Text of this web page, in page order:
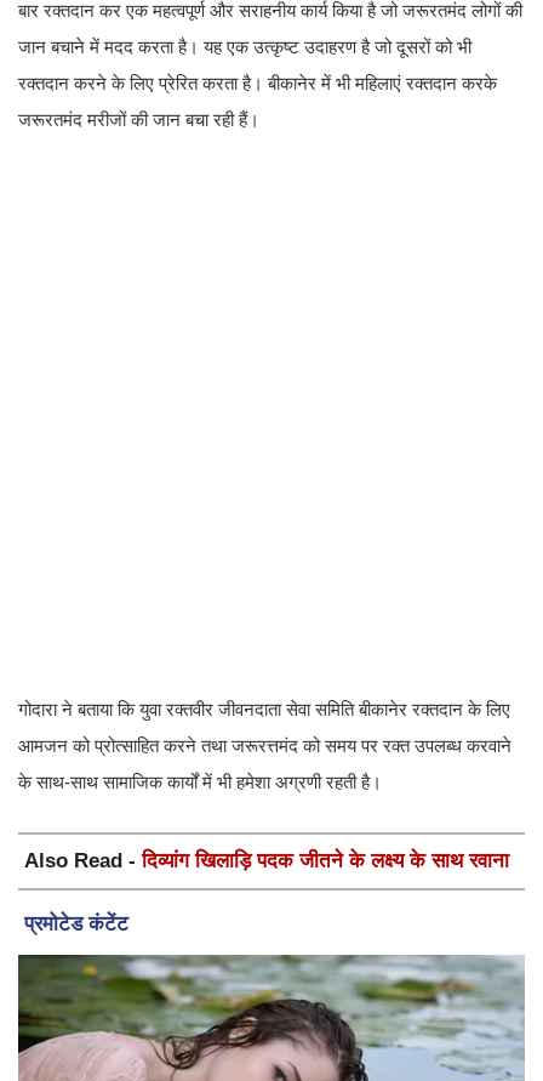
बार रक्तदान कर एक महत्वपूर्ण और सराहनीय कार्य किया है जो जरूरतमंद लोगों की
जान बचाने में मदद करता है। यह एक उत्कृष्ट उदाहरण है जो दूसरों को भी
रक्तदान करने के लिए प्रेरित करता है। बीकानेर में भी महिलाएं रक्तदान करके
जरूरतमंद मरीजों की जान बचा रही हैं।
गोदारा ने बताया कि युवा रक्तवीर जीवनदाता सेवा समिति बीकानेर रक्तदान के लिए
आमजन को प्रोत्साहित करने तथा जरूरत्तमंद को समय पर रक्त उपलब्ध करवाने
के साथ-साथ सामाजिक कार्यों में भी हमेशा अग्रणी रहती है।
Also Read -दिव्यांग खिलाड़ि पदक जीतने के लक्ष्य के साथ रवाना